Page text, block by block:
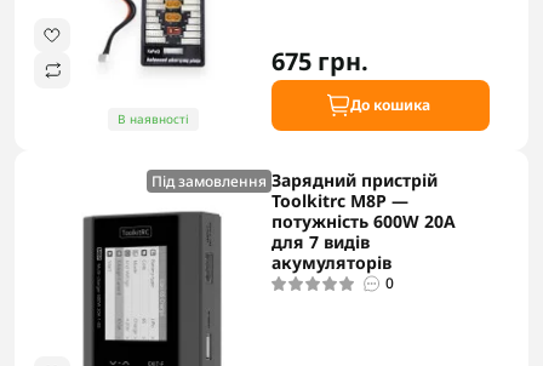
В наявності
675 грн.
До кошика
Під замовлення Зарядний пристрій
Toolkitrc M8P —
потужність 600W 20A
для 7 видів
акумуляторів
0